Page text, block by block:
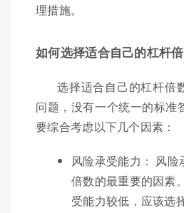
理措施。
如何选择适合自己的杠杆
选择适合自己的杠杆倍
问题，没有一个统一的标准
要综合考虑以下几个因素：
风险承受能力： 风
倍数的最重要的因素
受能力较低，应该选